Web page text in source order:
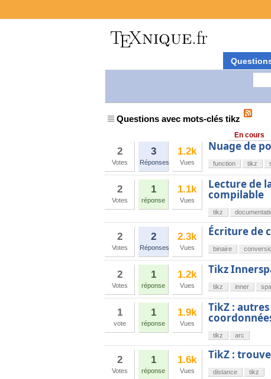
Questions avec mots-clés tikz
En cours
2
Votes
3
Réponses
1.2k
Vues
Nuage de
function tikz
2
Votes
1
réponse
1.1k
Vues
Lecture de
compilable
tikz
2
Votes
2
Réponses
2.3k
Vues
Écriture de
binaire
2
Votes
1
réponse
1.2k
Vues
Tikz
tikz inner
1
vote
1
réponse
1.9k
Vues
TikZ :
tikz arc
2
Votes
1
réponse
1.6k
Vues
TikZ :
distance tikz